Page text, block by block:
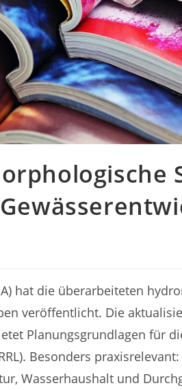
hat die überarbeiteten
veröffentlicht. Die
Planungsgrundlagen für
Besonders
Wasserhaushalt und